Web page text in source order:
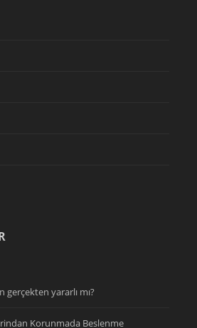
gerçekten yararlı mı?
Korunmada Beslenme